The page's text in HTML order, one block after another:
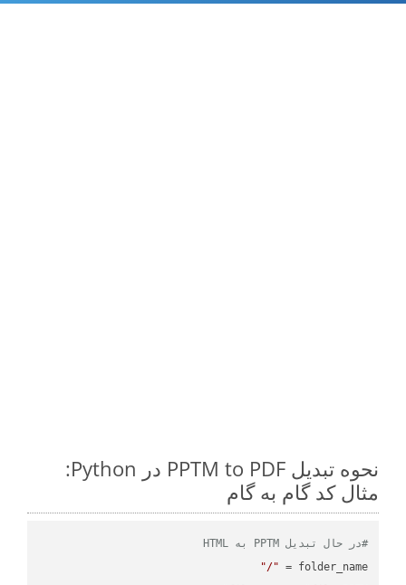
نحوه تبدیل PPTM to PDF در Python:
مثال کد گام به گام
#در حال تبدیل PPTM به HTML
folder_name =
"/"